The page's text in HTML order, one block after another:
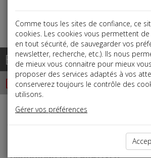
Base documentaire
Dépêches
j
Fiscal TPE
Comme tous les sites de confiance, ce
cookies. Les cookies vous permettent
en tout sécurité, de sauvegarder vos
newsletter, recherche, etc.). Ils nous
de mieux vous connaitre pour mieux
proposer des services adaptés à vos
conserverez toujours le contrôle des
utilisons.
Gérer vos préférences